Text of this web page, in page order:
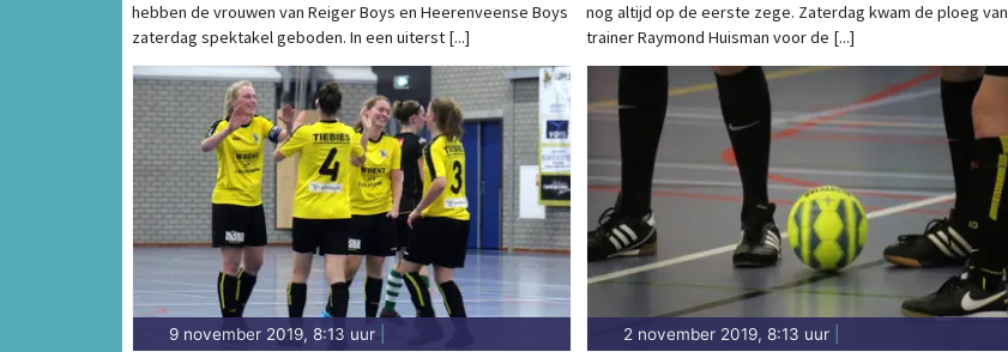
hebben de vrouwen van Reiger Boys en Heerenveense Boys
zaterdag spektakel geboden. In een uiterst [...]
nog altijd op de eerste zege. Zaterdag kwam de ploeg van
trainer Raymond Huisman voor de [...]
9 november 2019, 8:13 uur 2 november 2019, 8:13 uur|